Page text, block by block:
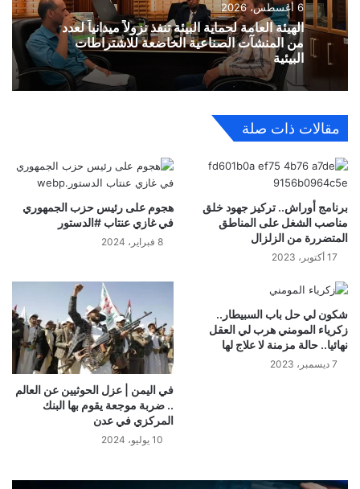
6 أغسطس، 2026
الهيئة العامة لحماية البيئة تنفذ نزولاً ميدانياً لعدد
من المنشآت الصناعية الخاضعة للاشتراطات
البيئية
مقالات ذات صلة
برنامج أوراش.. تركيز جهود خلق
مناصب الشغل على المناطق
المتضررة من الزلزال
17 أكتوبر، 2023
هجوم على رئيس حزب الجمهوري
في غازي عنتاب #الدستور
8 فبراير، 2024
شكون لي حل باب السبيطار..
زكرياء المومني هرب لي العقل
نهائيا.. حالة مزمنة لا علاج لها
7 ديسمبر، 2023
في اليمن | عزل الحوثيين عن العالم
.. ضربة موجعة يقوم بها البنك
المركزي في عدن
10 يوليو، 2024